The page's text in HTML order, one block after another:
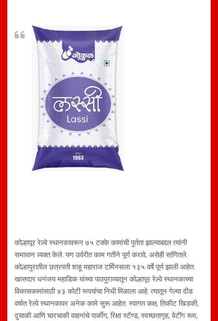
कोल्हापूर रेल्वे स्थानकावरून ७५ टक्के कामांची पुर्तता झाल्याबद्दल त्यांनी
समाधान व्यक्त केले. पण उर्वरीत काम गतीने पूर्ण करावे, असेही सांगितले.
कोल्हापुरातील छत्रपती शाहू महाराज टर्मिनसला १३५ वर्षे पूर्ण झाली आहेत.
खासदार धनंजय महाडिक यांच्या पाठपुराव्यातून कोल्हापूर रेल्वे स्थानकाच्या
विकासकामांसाठी ४३ कोटी रूपयांचा निधी मिळाला आहे. त्यातून गेल्या दीड
वर्षात रेल्वे स्थानकावर अनेक कामे सुरू आहेत. स्वागत कक्ष, तिकीट खिडकी,
दुचाकी आणि चारचाकी वाहनांचे पार्कींग, रिक्षा स्टॅण्ड, स्वच्छतागृह, वेटींग रूम,